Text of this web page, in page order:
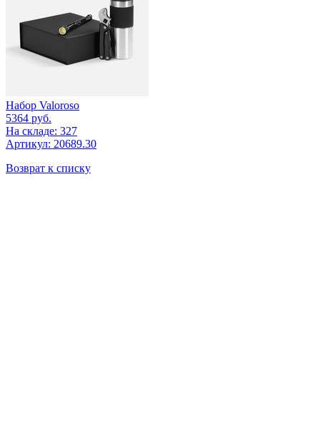
Набор Valoroso
5364 руб.
На складе: 327
Артикул: 20689.30
Возврат к списку